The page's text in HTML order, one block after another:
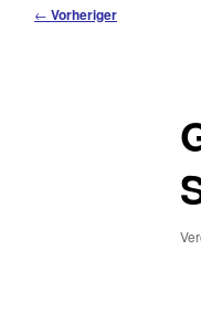
Beitragsnavigation
← Vorheriger